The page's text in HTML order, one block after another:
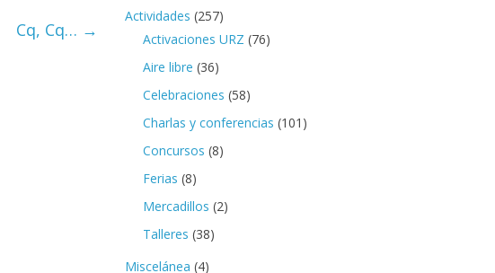
Cq, Cq… →
Actividades (257)
Activaciones URZ (76)
Aire libre (36)
Celebraciones (58)
Charlas y conferencias (101)
Concursos (8)
Ferias (8)
Mercadillos (2)
Talleres (38)
Miscelánea (4)